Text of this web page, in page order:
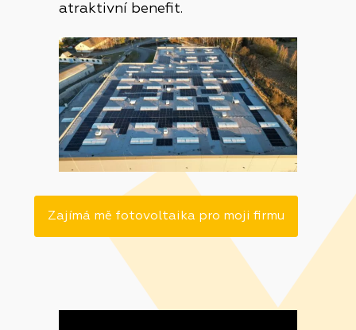
atraktivní benefit.
Zajímá mě fotovoltaika pro moji firmu